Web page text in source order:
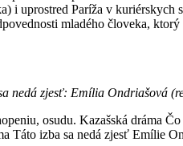
i uprostred Paríža v
mladého človeka,
zjesť: Emília Ondriašová
osudu. Kazašská dráma
Táto izba sa nedá zjesť Emílie